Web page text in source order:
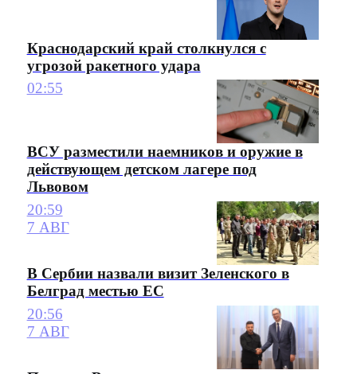
Краснодарский край столкнулся с
угрозой ракетного удара
02:55
ВСУ разместили наемников и оружие в
действующем детском лагере под
Львовом
20:59
7 АВГ
В Сербии назвали визит Зеленского в
Белград местью ЕС
20:56
7 АВГ